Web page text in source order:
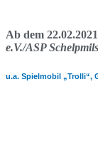
Ab dem
e.V./ASP
u.a. Spielmobil „Trolli“,